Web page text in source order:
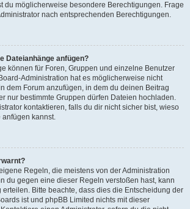
du möglicherweise besondere Berechtigungen. Frage
nach entsprechenden Berechtigungen.
Dateianhänge anfügen?
können für Foren, Gruppen und einzelne Benutzer
Administration hat es möglicherweise nicht
dem Forum anzufügen, in dem du deinen Beitrag
nur bestimmte Gruppen dürfen Dateien hochladen.
kontaktieren, falls du dir nicht sicher bist, wieso
kannst.
Regeln, die meistens von der Administration
du gegen eine dieser Regeln verstoßen hast, kann
Bitte beachte, dass dies die Entscheidung der
ist und phpBB Limited nichts mit dieser